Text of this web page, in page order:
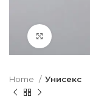
Home Унисекс